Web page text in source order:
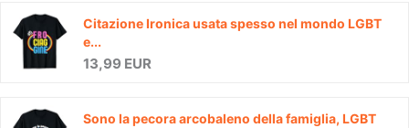
Citazione Ironica usata spesso nel mondo LGBT
e...
13,99 EUR
Sono la pecora arcobaleno della famiglia, LGBT